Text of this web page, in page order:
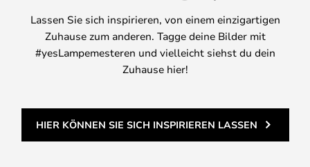
Lassen Sie sich inspirieren, von einem einzigartigen
Zuhause zum anderen. Tagge deine Bilder mit
#yesLampemesteren und vielleicht siehst du dein
Zuhause hier!
HIER KÖNNEN SIE SICH INSPIRIEREN LASSEN